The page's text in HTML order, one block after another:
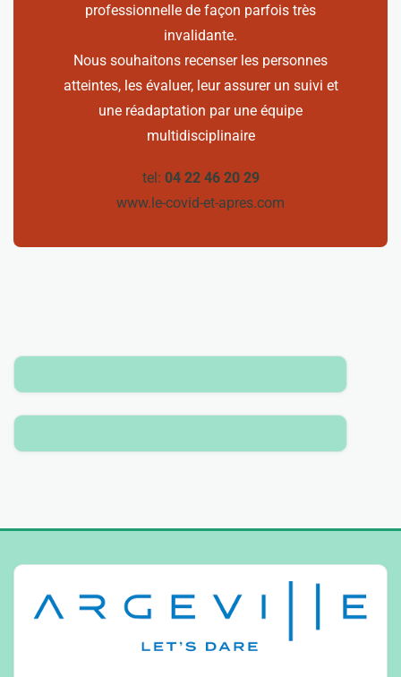
professionnelle de façon parfois très
invalidante.
Nous souhaitons recenser les personnes
atteintes, les évaluer, leur assurer un suivi et
une réadaptation par une équipe
multidisciplinaire
tel: 04 22 46 20 29
www.le-covid-et-apres.com